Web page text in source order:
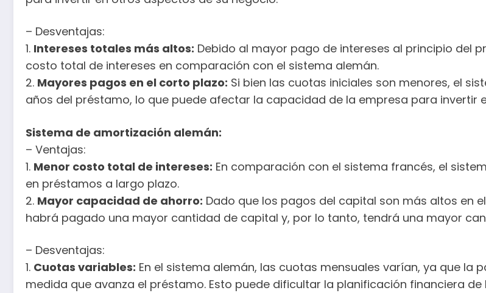
– Desventajas:
1. Intereses totales más altos: Debido al mayor pago de intereses al principio del
costo total de intereses en comparación con el sistema alemán.
2. Mayores pagos en el corto plazo: Si bien las cuotas iniciales son menores, el
años del préstamo, lo que puede afectar la capacidad de la empresa para invertir
Sistema de amortización alemán:
– Ventajas:
1. Menor costo total de intereses: En comparación con el sistema francés, el
en préstamos a largo plazo.
2. Mayor capacidad de ahorro: Dado que los pagos del capital son más altos en
habrá pagado una mayor cantidad de capital y, por lo tanto, tendrá una mayor
– Desventajas:
1. Cuotas variables: En el sistema alemán, las cuotas mensuales varían, ya que
medida que avanza el préstamo. Esto puede dificultar la planificación financiera de